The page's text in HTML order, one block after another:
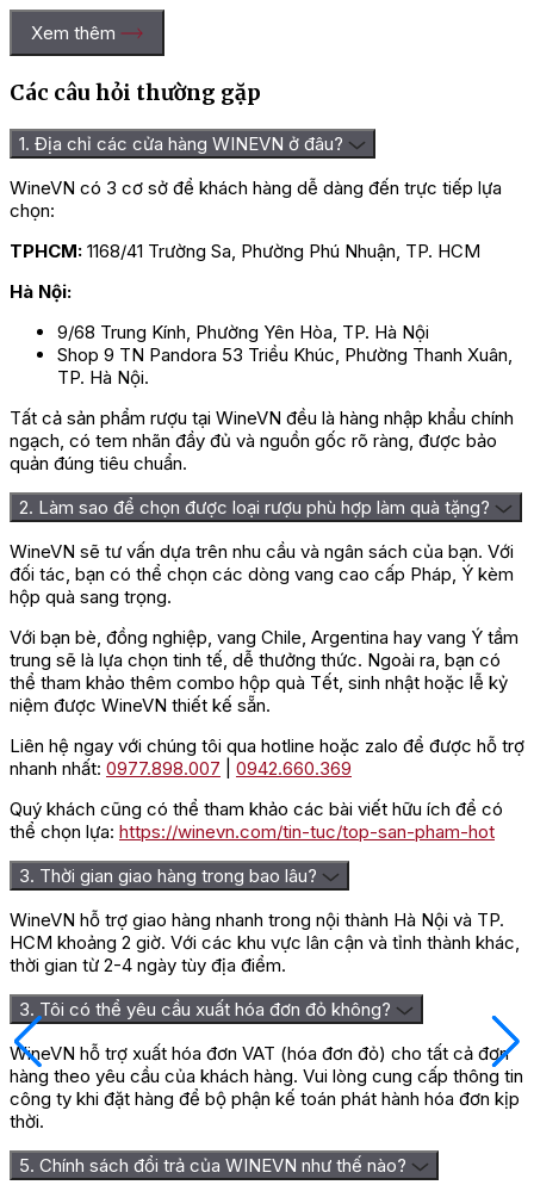
Xem thêm
Các câu hỏi thường gặp
1. Địa chỉ các cửa hàng WINEVN ở đâu?
WineVN có 3 cơ sở để khách hàng dễ dàng đến trực tiếp lựa
chọn:
TPHCM: 1168/41 Trường Sa, Phường Phú Nhuận, TP. HCM
Hà Nội:
9/68 Trung Kính, Phường Yên Hòa, TP. Hà Nội
Shop 9 TN Pandora 53 Triều Khúc, Phường Thanh Xuân,
TP. Hà Nội.
Tất cả sản phẩm rượu tại WineVN đều là hàng nhập khẩu chính
ngạch, có tem nhãn đầy đủ và nguồn gốc rõ ràng, được bảo
quản đúng tiêu chuẩn.
2. Làm sao để chọn được loại rượu phù hợp làm quà tặng?
WineVN sẽ tư vấn dựa trên nhu cầu và ngân sách của bạn. Với
đối tác, bạn có thể chọn các dòng vang cao cấp Pháp, Ý kèm
hộp quà sang trọng.
Với bạn bè, đồng nghiệp, vang Chile, Argentina hay vang Ý tầm
trung sẽ là lựa chọn tinh tế, dễ thưởng thức. Ngoài ra, bạn có
thể tham khảo thêm combo hộp quà Tết, sinh nhật hoặc lễ kỷ
niệm được WineVN thiết kế sẵn.
Liên hệ ngay với chúng tôi qua hotline hoặc zalo để được hỗ trợ
nhanh nhất: 0977.898.007
0942.660.369
Quý khách cũng có thể tham khảo các bài viết hữu ích để có
thể chọn lựa: https://winevn.com/tin-tuc/top-san-pham-hot
3. Thời gian giao hàng trong bao lâu?
WineVN hỗ trợ giao hàng nhanh trong nội thành Hà Nội và TP.
HCM khoảng 2 giờ. Với các khu vực lân cận và tỉnh thành khác,
thời gian từ 2-4 ngày tùy địa điểm.
3. Tôi có thể yêu cầu xuất hóa đơn đỏ không?
WineVN hỗ trợ xuất hóa đơn VAT (hóa đơn đỏ) cho tất cả đơn
hàng theo yêu cầu của khách hàng. Vui lòng cung cấp thông tin
công ty khi đặt hàng để bộ phận kế toán phát hành hóa đơn kịp
thời.
5. Chính sách đổi trả của WINEVN như thế nào?